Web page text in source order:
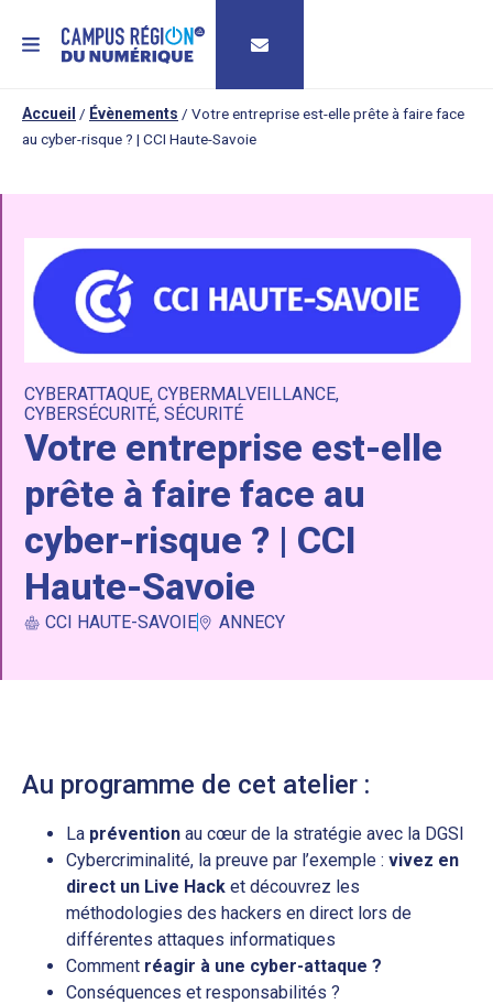
MENU
Accueil / Évènements / Votre entreprise est-elle prête à faire face
au cyber-risque ? | CCI Haute-Savoie
CYBERATTAQUE, CYBERMALVEILLANCE,
CYBERSÉCURITÉ, SÉCURITÉ
Votre entreprise est-elle
prête à faire face au
cyber-risque ? | CCI
Haute-Savoie
CCI HAUTE-SAVOIE ANNECY
Au programme de cet atelier :
La prévention au cœur de la stratégie avec la DGSI
Cybercriminalité, la preuve par l’exemple : vivez en
direct un Live Hack et découvrez les
méthodologies des hackers en direct lors de
différentes attaques informatiques
Comment réagir à une cyber-attaque ?
Conséquences et responsabilités ?